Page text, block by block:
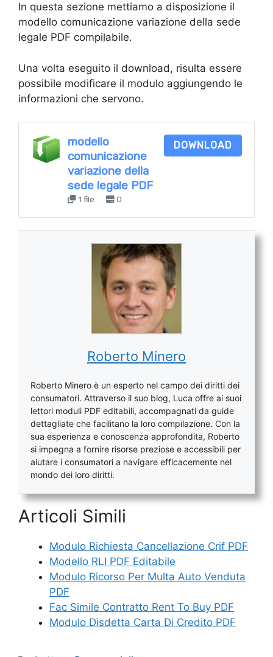
In questa sezione mettiamo a disposizione il
modello comunicazione variazione della sede
legale PDF compilabile.
Una volta eseguito il download, risulta essere
possibile modificare il modulo aggiungendo le
informazioni che servono.
modello
comunicazione
variazione della
sede legale PDF
1 file 0
DOWNLOAD
Roberto Minero
Roberto Minero è un esperto nel campo dei diritti dei
consumatori. Attraverso il suo blog, Luca offre ai suoi
lettori moduli PDF editabili, accompagnati da guide
dettagliate che facilitano la loro compilazione. Con la
sua esperienza e conoscenza approfondita, Roberto
si impegna a fornire risorse preziose e accessibili per
aiutare i consumatori a navigare efficacemente nel
mondo dei loro diritti.
Articoli Simili
Modulo Richiesta Cancellazione Crif PDF
Modello RLI PDF Editabile
Modulo Ricorso Per Multa Auto Venduta
PDF
Fac Simile Contratto Rent To Buy PDF
Modulo Disdetta Carta Di Credito PDF